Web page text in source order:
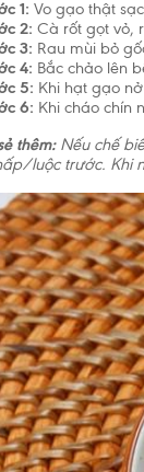
1: Vo gạo thật
2: Cà rốt gọt vỏ,
3: Rau mùi bỏ
4: Bắc chảo lên
5: Khi hạt gạo
6: Khi cháo chín
thêm:Nếu chế
luộc trước. Khi
2